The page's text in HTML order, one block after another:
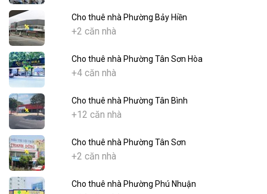
Cho thuê nhà Phường Bảy Hiền
+2 căn nhà
Cho thuê nhà Phường Tân Sơn Hòa
+4 căn nhà
Cho thuê nhà Phường Tân Bình
+12 căn nhà
Cho thuê nhà Phường Tân Sơn
+2 căn nhà
Cho thuê nhà Phường Phú Nhuận